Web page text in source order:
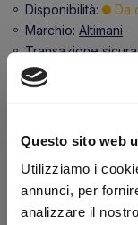
Questo sito web
Utilizziamo i
annunci, per
analizzare il
Disponibilità:
Da
Marchio: Altimani
Transazione sicura
Hai la partita
Cartuccia